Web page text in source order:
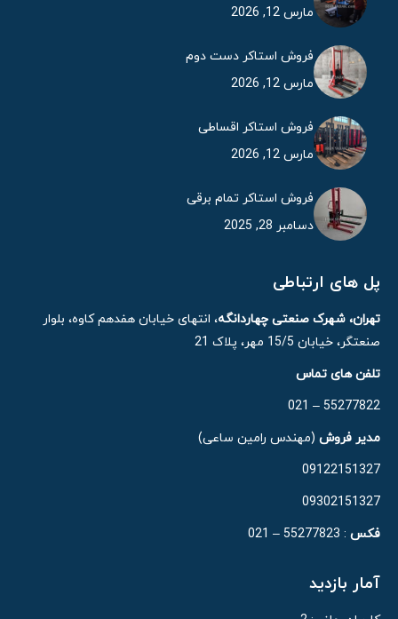
مارس 12, 2026
فروش استاکر دست دوم
مارس 12, 2026
فروش استاکر اقساطی
مارس 12, 2026
فروش استاکر تمام برقی
دسامبر 28, 2025
پل های ارتباطی
تهران، شهرک صنعتی چهاردانگه، انتهای خیابان هفدهم کاوه، بلوار
صنعتگر، خیابان 15/5 مهر، پلاک 21
تلفن های تماس
55277822 – 021
مدیر فروش (مهندس رامین ساعی)
09122151327
09302151327
فکس : 55277823 – 021
آمار بازدید